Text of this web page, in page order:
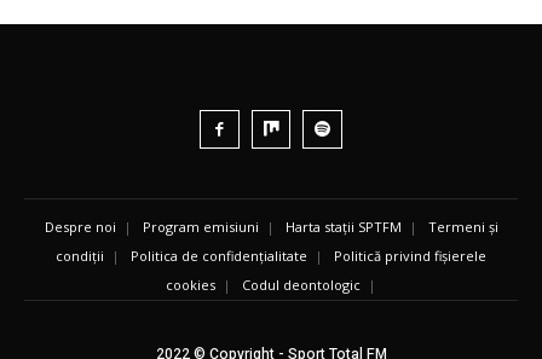
Despre noi | Program emisiuni | Harta stații SPTFM | Termeni și
condiții | Politica de confidențialitate | Politică privind fișierele
cookies | Codul deontologic |
2022 © Copyright - Sport Total FM